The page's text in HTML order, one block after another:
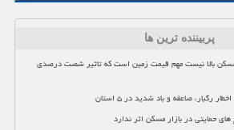
پربیننده ترین ها
بالا نیست مهم قیمت زمین است که تاثیر شصت درصدی
رگبار، صاعقه و باد شدید در ۵ استان
حمایتی در بازار مسکن اثر ندارد